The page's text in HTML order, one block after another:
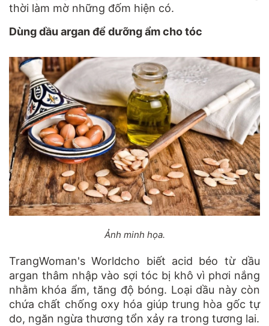
thời làm mờ những đốm hiện có.
Dùng dầu argan để dưỡng ẩm cho tóc
Ảnh minh họa.
TrangWoman's Worldcho biết acid béo từ dầu
argan thâm nhập vào sợi tóc bị khô vì phơi nắng
nhằm khóa ẩm, tăng độ bóng. Loại dầu này còn
chứa chất chống oxy hóa giúp trung hòa gốc tự
do, ngăn ngừa thương tổn xảy ra trong tương lai.